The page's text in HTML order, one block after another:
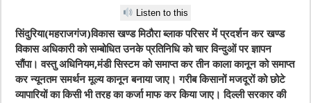
Listen to this
सिंदुरिया(महराजगंज)विकास खण्ड मिठौरा ब्लाक परिसर में प्रदर्शन कर खण्ड
विकास अधिकारी को सम्बोधित उनके प्रतिनिधि को चार विन्दुओं पर ज्ञापन
सौंपा। वस्तु अधिनियम,मंडी सिस्टम को समाप्त कर तीन काला कानून को समाप्त
कर न्यूनतम समर्थन मूल्य कानून बनाया जाए। गरीब किसानों मजदूरों को छोटे
व्यापारियों का किसी भी तरह का कर्जा माफ कर किया जाए। दिल्ली सरकार की